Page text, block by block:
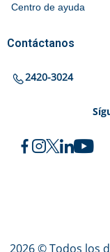
Centro de ayuda
Contáctanos
2420-3024
2026 © Todos los